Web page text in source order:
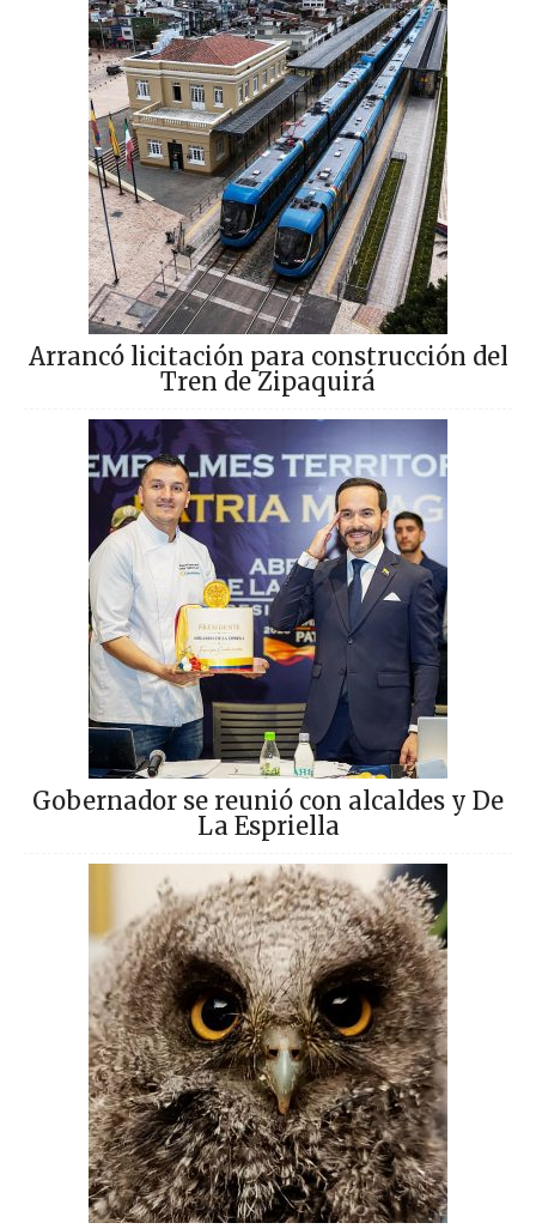
Arrancó licitación para construcción del
Tren de Zipaquirá
Gobernador se reunió con alcaldes y De
La Espriella